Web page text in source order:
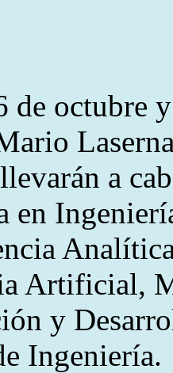
de octubre
a
en
Artificial,
y
Ingeniería.